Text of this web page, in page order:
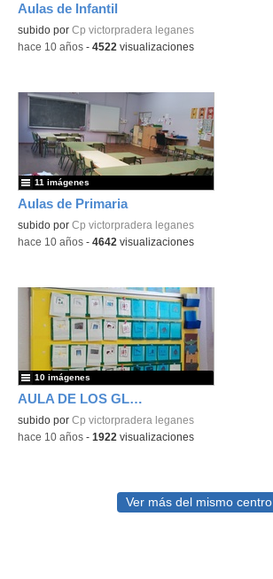
Aulas de Infantil
subido por Cp victorpradera leganes
-hace 10 años - 4522 visualizaciones
Aulas de Primaria
subido por Cp victorpradera leganes
11 imágenes
-hace 10 años - 4642 visualizaciones
AULA DE LOS GLOBOS
subido por Cp victorpradera leganes
10 imágenes
-hace 10 años - 1922 visualizaciones
Ver más del mismo centro